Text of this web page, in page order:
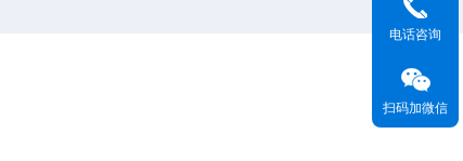
电话咨询
扫码加微信